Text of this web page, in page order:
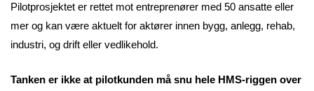
Pilotprosjektet er rettet mot entreprenører med 50 ansatte eller
mer og kan være aktuelt for aktører innen bygg, anlegg, rehab,
industri, og drift eller vedlikehold.
Tanken er ikke at pilotkunden må snu hele HMS-riggen over